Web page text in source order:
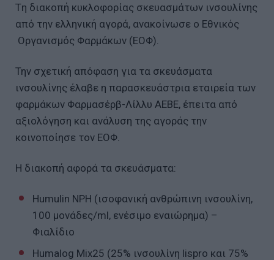
Tη διακοπή κυκλοφορίας σκευασμάτων ινσουλίνης
από την ελληνική αγορά, ανακοίνωσε ο Εθνικός
Οργανισμός Φαρμάκων (ΕΟΦ).
Την σχετική απόφαση για τα σκευάσματα
ινσουλίνης έλαβε η παρασκευάστρια εταιρεία των
φαρμάκων Φαρμασέρβ-Λίλλυ ΑΕΒΕ, έπειτα από
αξιολόγηση και ανάλυση της αγοράς την
κοινοποίησε τον ΕΟΦ.
Η διακοπή αφορά τα σκευάσματα:
Humulin NPH (ισοφανική ανθρώπινη ινσουλίνη,
100 μονάδες/ml, ενέσιμο εναιώρημα) –
Φιαλίδιο
Humalog Mix25 (25% ινσουλίνη lispro και 75%